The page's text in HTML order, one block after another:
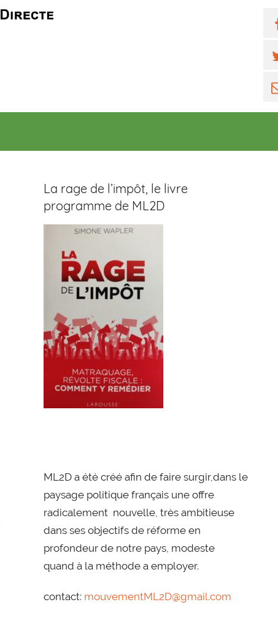
La rage de l’impôt, le livre
programme de ML2D
ML2D a été créé afin de faire surgir,dans le
paysage politique français une offre
radicalement nouvelle, très ambitieuse
dans ses objectifs de réforme en
profondeur de notre pays, modeste
quand à la méthode a employer.
contact: mouvementML2D@gmail.com